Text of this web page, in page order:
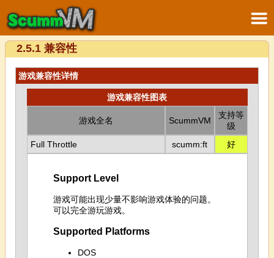
2.5.1 兼容性
游戏兼容性详情
游戏兼容性图表
游戏全名 ScummVM
支持等
级
Full Throttle
scumm:ft 好
Support Level
游戏可能出现少量不影响游戏体验的问题。
可以完全游玩游戏。
Supported Platforms
DOS